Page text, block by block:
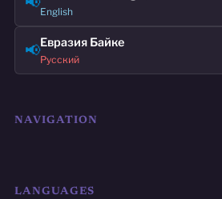
English
📢Евразия Байке
Русский
NAVIGATION
LANGUAGES